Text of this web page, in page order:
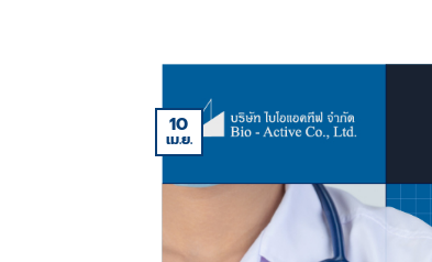
10
เม.ย.